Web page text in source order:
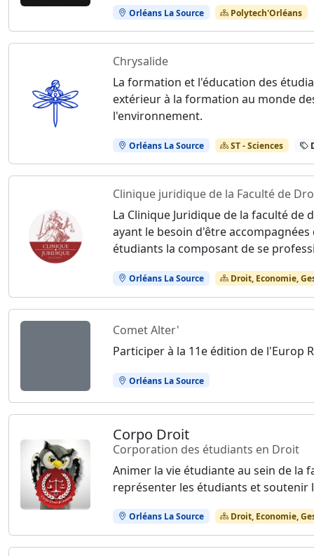
Orléans La Source Polytech'Orléans
Chrysalide
La formation et l'éducation des
extérieur à la formation au monde
l'environnement.
Orléans La Source ST - Sciences
Clinique juridique de la Faculté de
La Clinique Juridique de la faculté
ayant le besoin d'être
étudiants la composant de se
Orléans La Source Droit, Economie,
Comet Alter'
Participer à la 11e édition de l'Europ
Orléans La Source
Corpo Droit
Corporation des étudiants en Droit
Animer la vie étudiante au sein de la
représenter les étudiants et soutenir
Orléans La Source Droit, Economie,